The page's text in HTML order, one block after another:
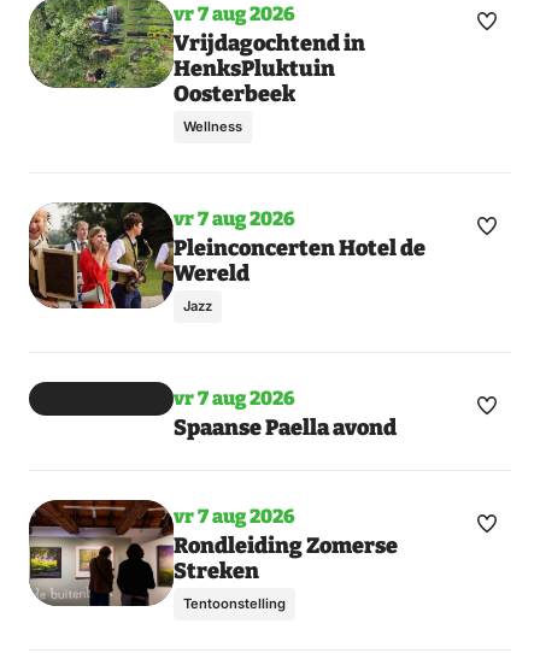
Toon
meer
dagen
vr 7 aug 2026
Vrijdagochtend in
HenksPluktuin
Oosterbeek
Wellness
Maak
Toon
meer
dagen
vr 7 aug 2026
Pleinconcerten Hotel de
Wereld
Jazz
Maak
vr 7 aug 2026
Spaanse Paella avond
Maak
Toon
meer
dagen
vr 7 aug 2026
Rondleiding Zomerse
Streken
Tentoonstelling
Maak